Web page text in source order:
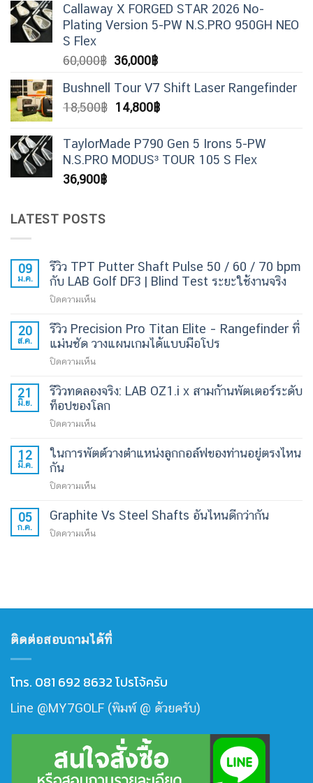
Callaway X FORGED STAR 2026 No-
Plating Version 5-PW N.S.PRO 950GH NEO
S Flex
60,000฿ Original
was:
60,000฿.
36,000฿Current
is:
36,000฿.
Bushnell Tour V7 Shift Laser Rangefinder
18,500฿ Original
was:
18,500฿.
14,800฿Current
is:
14,800฿.
TaylorMade P790 Gen 5 Irons 5-PW
N.S.PRO MODUS³ TOUR 105 S Flex
36,900฿
LATEST POSTS
09
ม.ค.
รีวิว TPT Putter Shaft Pulse 50 / 60 / 70 bpm
กับ LAB Golf DF3 | Blind Test ระยะใช้งานจริง
ปิดความเห็นบน
TPT
Putter
Pulse
/
60
/
bpm
|
Blind
20
ส.ค.
รีวิว Precision Pro Titan Elite – Rangefinder ที่
แม่นชัด วางแผนเกมได้แบบมือโปร
ปิดความเห็นบน
Precision
Pro
Elite
Rangefinder
แม่น
วางแผน
21
มิ.ย.
รีวิวทดลองจริง: LAB OZ1.i x สามก้านพัตเตอร์ระดับ
ท็อปของโลก
ปิดความเห็นบน
ทดลอง
OZ1.i
สาม
ก้าน
โลก
12
มี.ค.
ในการพัตต์วางตำแหน่งลูกกอล์ฟของท่านอยู่ตรงไหน
กัน
ปิดความเห็นบน
กา
ท่าน
ตรง
05
ก.ค.
Graphite Vs Steel Shafts อันไหนดีกว่ากัน
ปิดความเห็นบน
ดี
กว่า
ติดต่อสอบถามได้ที่
โทร. 081 692 8632 โปรโจ้ครับ
Line @MY7GOLF (พิมพ์ @ ด้วยครับ)